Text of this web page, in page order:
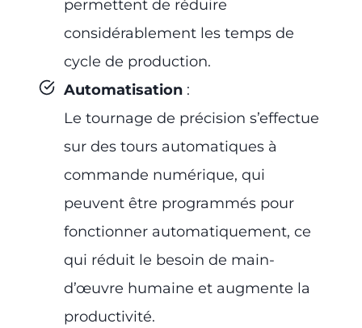
permettent de réduire
considérablement les temps de
cycle de production.
Automatisation :
Le tournage de précision s’effectue
sur des tours automatiques à
commande numérique, qui
peuvent être programmés pour
fonctionner automatiquement, ce
qui réduit le besoin de main-
d’œuvre humaine et augmente la
productivité.